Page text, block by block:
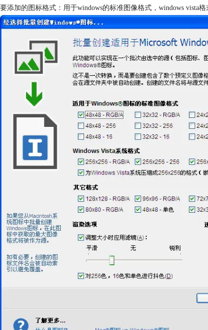
要添加的图标格式：用于windows的标准图像格式，windows vista